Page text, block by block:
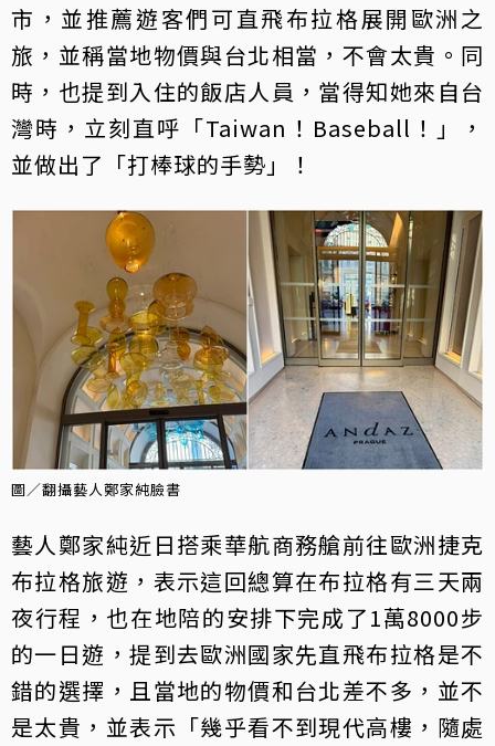
市，並推薦遊客們可直飛布拉格展開歐洲之
旅，並稱當地物價與台北相當，不會太貴。同
時，也提到入住的飯店人員，當得知她來自台
灣時，立刻直呼「Taiwan！Baseball！」，
並做出了「打棒球的手勢」！
圖／翻攝藝人鄭家純臉書
藝人鄭家純近日搭乘華航商務艙前往歐洲捷克
布拉格旅遊，表示這回總算在布拉格有三天兩
夜行程，也在地陪的安排下完成了1萬8000步
的一日遊，提到去歐洲國家先直飛布拉格是不
錯的選擇，且當地的物價和台北差不多，並不
是太貴，並表示「幾乎看不到現代高樓，隨處